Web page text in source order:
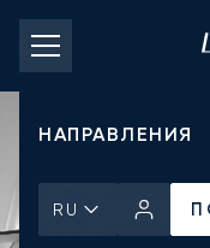
СТОИМОСТЬ
ЧАСТНЫЕ
НАПРАВЛЕНИЯ
RU